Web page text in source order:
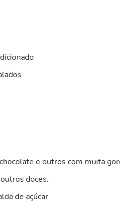
e outros com muita
doces.
de açúcar